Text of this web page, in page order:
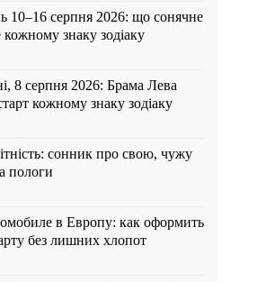
10–16 серпня 2026: що сонячне
знаку зодіаку
8 серпня 2026: Брама Лева
кожному знаку зодіаку
сонник про свою, чужу
пологи
в Европу: как оформить
без лишних хлопот